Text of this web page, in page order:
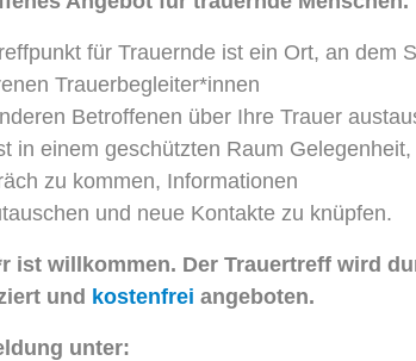
für Trauernde ist ein Ort, an dem
Trauerbegleiter*innen
Betroffenen über Ihre Trauer
in einem geschützten Raum
zu kommen, Informationen
und neue Kontakte zu knüpfen.
ist willkommen. Der Trauertreff wird
und kostenfrei angeboten.
unter: